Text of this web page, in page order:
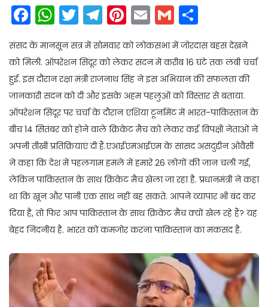
Facebook
WhatsApp
Twitter
Telegram
Pinterest
EmailGmail
संसद के मानसून सत्र में सोमवार को लोकसभा में जोरदास बहस देखने
को मिली. ऑपरेशन सिंदूर को लेकर सदन में करीब 16 घंटे तक लंबी चर्चा
हुई. इस दौरान रक्षा मंत्री राजनाथ सिंह ने इस अभियान की सफलता की
जानकारी सदन को दी और इसके अहम पहलुओं को विस्तार से बताया.
ऑपरेशन सिदूर पर चर्चा के दौरान एशिया टूर्नामेंट में भारत-पाकिस्तान के
बीच 14 सितंबर को होने वाले क्रिकेट मैच को लेकर कई विपक्षी नेताओं ने
अपनी तीखी प्रतिक्रियाएं दी हैं.एआईएमआईएम के सांसद असदुद्दीन ओवैसी
ने कहा कि देश में पहलगाम हमले में हमारे 26 लोगों की जान चली गई,
लेकिन पाकिस्तान के साथ क्रिकेट मैच खेला जा रहा है. प्रधानमंत्री ने कहा
था कि खून और पानी एक साथ नहीं बह सकते. आपने व्यापार भी बंद कर
दिया है, तो फिर आप पाकिस्तान के साथ क्रिकेट मैच क्यों खेल रहे हैं? यह
बेहद निंदनीय है. भारत को कमजोर करना पाकिस्तान का मकसद है.